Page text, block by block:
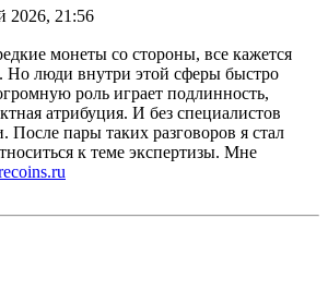
2026, 21:56
монеты со стороны, все кажется
Но люди внутри этой сферы быстро
роль играет подлинность,
атрибуция. И без специалистов
После пары таких разговоров я стал
к теме экспертизы. Мне